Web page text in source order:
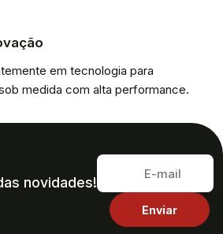
em tecnologia para
medida com alta performance.
novidades!